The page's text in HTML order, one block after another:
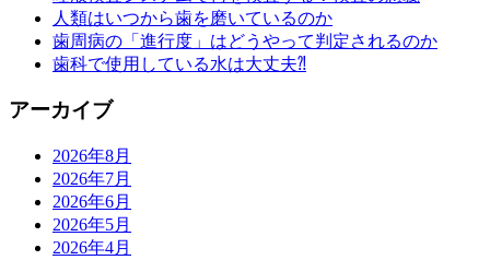
人類はいつから歯を磨いているのか
歯周病の「進行度」はどうやって判定されるのか
歯科で使用している水は大丈夫⁈
アーカイブ
2026年8月
2026年7月
2026年6月
2026年5月
2026年4月